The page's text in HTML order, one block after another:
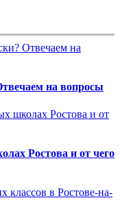
на вопросы
Ростова и от чего